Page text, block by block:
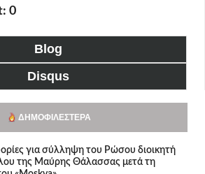
0
Blog
Disqus
ΔΗΜΟΦΙΛΈΣΤΕΡΑ
για σύλληψη του Ρώσου διοικητή
της Mαύρης Θάλασσας μετά τη